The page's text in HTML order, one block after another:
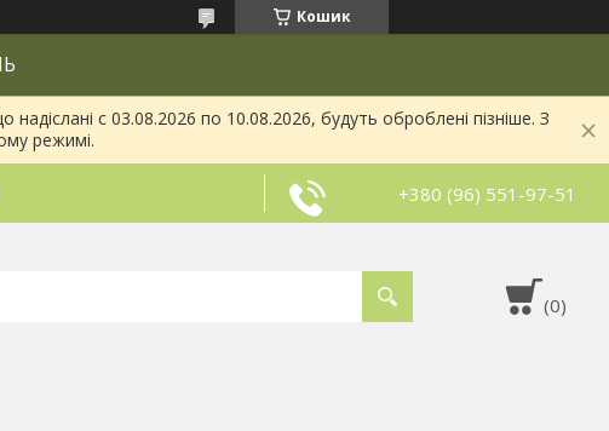
Кошик
с 03.08.2026 по 10.08.2026, будуть оброблені пізніше. З
режимі.
+380 (96) 551-97-51